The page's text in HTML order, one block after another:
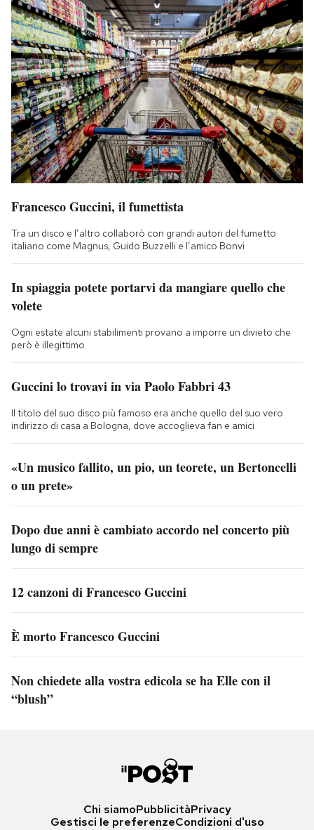
Francesco Guccini, il fumettista
Tra un disco e l’altro collaborò con grandi autori del fumetto
italiano come Magnus, Guido Buzzelli e l’amico Bonvi
In spiaggia potete portarvi da mangiare quello che
volete
Ogni estate alcuni stabilimenti provano a imporre un divieto che
però è illegittimo
Guccini lo trovavi in via Paolo Fabbri 43
Il titolo del suo disco più famoso era anche quello del suo vero
indirizzo di casa a Bologna, dove accoglieva fan e amici
«Un musico fallito, un pio, un teorete, un Bertoncelli
o un prete»
Dopo due anni è cambiato accordo nel concerto più
lungo di sempre
12 canzoni di Francesco Guccini
È morto Francesco Guccini
Non chiedete alla vostra edicola se ha Elle con il
“blush”
Chi siamoPubblicitàPrivacy
Gestisci le preferenzeCondizioni d'uso